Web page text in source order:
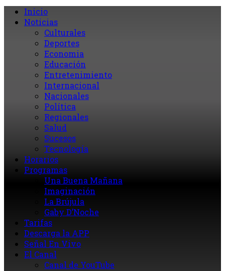
Inicio
Noticias
Culturales
Deportes
Economia
Educación
Entretenimiento
Internacional
Nacionales
Política
Regionales
Salud
Sucesos
Tecnología
Horarios
Programas
Una Buena Mañana
Imaginación
La Brújula
Gaby D’Noche
Tarifas
Descarga la APP
Señal En Vivo
El Canal
Canal de YouTube